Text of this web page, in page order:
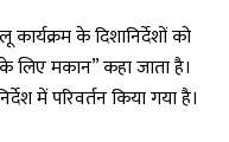
के दिशानिर्देशों को
लिए मकान” कहा जाता है।
में परिवर्तन किया गया है।